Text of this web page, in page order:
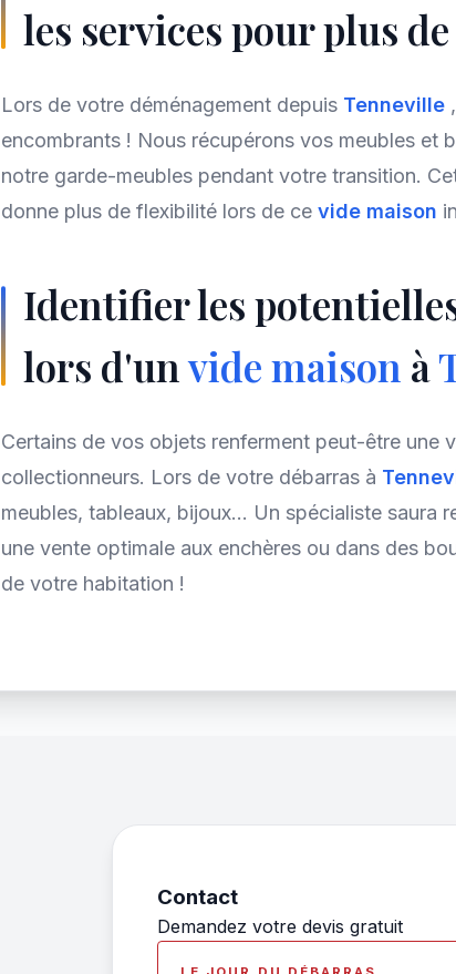
les services pour plus
Lors de votre déménagement depuis Tenneville
encombrants ! Nous récupérons vos meubles et
notre garde-meubles pendant votre transition.
donne plus de flexibilité lors de ce vide maison
Identifier les
lors d'unvide maison à
Certains de vos objets renferment peut-être une
collectionneurs. Lors de votre débarras à
meubles, tableaux, bijoux... Un spécialiste saura
une vente optimale aux enchères ou dans des
de votre habitation !
Contact
Demandez votre devis gratuit